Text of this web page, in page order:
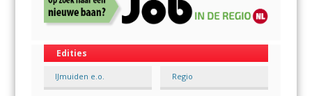
Edities
IJmuiden e.o. Regio